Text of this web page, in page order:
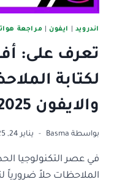
اندرويد ايفون| مراجعة
لكتابة
والايفون 2025
بواسطة Basma يناير 24, 2025
في عصر التكنولوجيا
الملاحظات حلاً ضرورياً